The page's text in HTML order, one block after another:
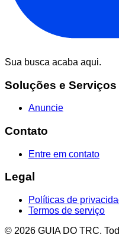
Sua busca acaba aqui.
Soluções e Serviços
Anuncie
Contato
Entre em contato
Legal
Políticas de
Termos de serviço
© 2026 GUIA DO TRC.